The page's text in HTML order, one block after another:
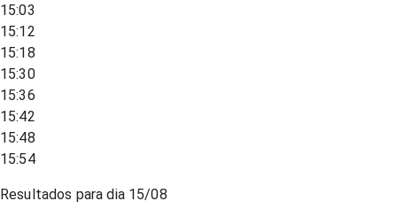
15:03
15:12
15:18
15:30
15:36
15:42
15:48
15:54
Resultados para dia 15/08